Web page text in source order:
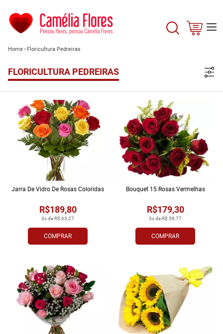
Home Floricultura Pedreiras
FLORICULTURA PEDREIRAS
COMPRAR
3x de R$ 63,27
R$189,80
Jarra De Vidro De Rosas Coloridas
COMPRAR
3x de R$ 59,77
R$179,30
Bouquet 15 Rosas Vermelhas